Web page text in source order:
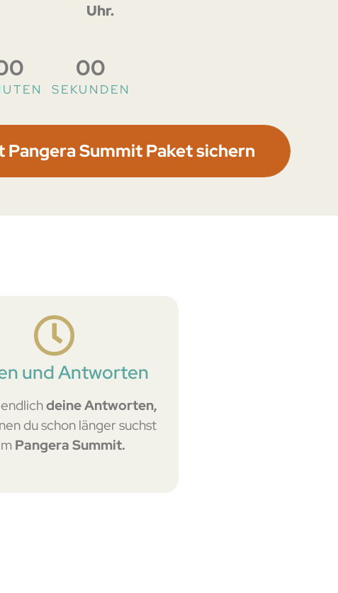
Uhr.
00
SEKUNDEN
Pangera Summit Paket sichern
und Antworten
deine Antworten,
du schon länger suchst
Pangera Summit.